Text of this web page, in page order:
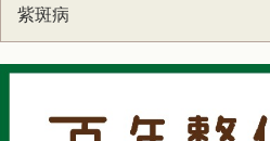
紫斑病